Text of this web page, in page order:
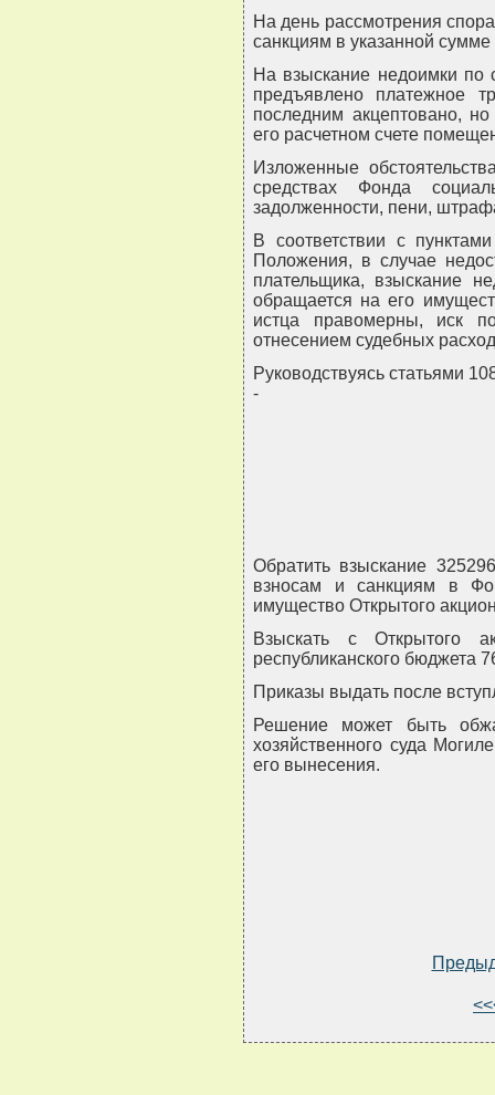
На день рассмотрения
санкциям в указанной
На взыскание недоимки по
предъявлено платежное
последним акцептовано,
его расчетном счете
Изложенные
средствах Фонда
задолженности, пени,
В соответствии с
Положения, в случае
плательщика, взыскание
обращается на его
истца правомерны, иск
отнесением судебных
Руководствуясь статьями
-
Обратить взыскание
взносам и санкциям в
имущество Открытого
Взыскать с Открытого
республиканского бюджета
Приказы выдать после
Решение может быть
хозяйственного суда
его вынесения.